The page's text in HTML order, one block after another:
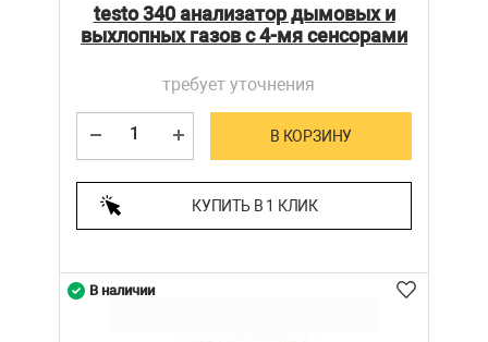
testo 340 анализатор дымовых и
выхлопных газов с 4-мя сенсорами
требует уточнения
В КОРЗИНУ
КУПИТЬ В 1 КЛИК
В наличии